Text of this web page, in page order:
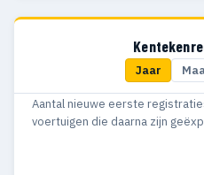
9.170
2014 9.224
Jaar
Aantal nieuwe eerste
voertuigen die daarna zijn